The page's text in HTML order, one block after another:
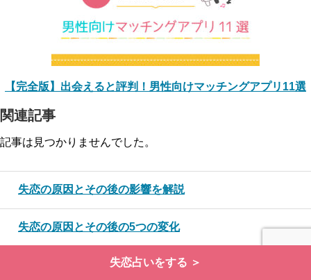
【完全版】出会えると評判！男性向けマッチングアプリ11選
関連記事
記事は見つかりませんでした。
失恋の原因とその後の影響を解説
失恋の原因とその後の5つの変化
失恋占いをする ＞